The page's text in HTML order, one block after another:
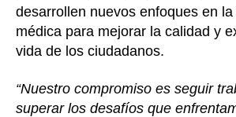
desarrollen nuevos enfoques en
médica para mejorar la calidad y
vida de los ciudadanos.
“Nuestro compromiso es seguir
superar los desafíos que